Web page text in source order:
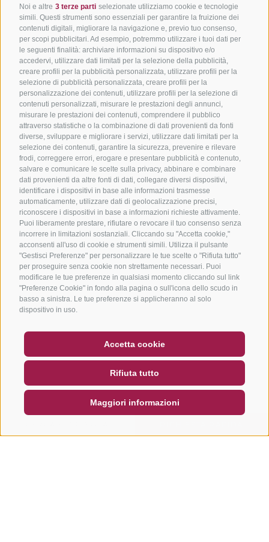
Noi e altre 3 terze parti selezionate utilizziamo cookie e tecnologie
simili. Questi strumenti sono essenziali per garantire la fruizione dei
contenuti digitali, migliorare la navigazione e, previo tuo consenso,
per scopi pubblicitari. Ad esempio, potremmo utilizzare i tuoi dati per
le seguenti finalità: archiviare informazioni su dispositivo e/o
accedervi, utilizzare dati limitati per la selezione della pubblicità,
creare profili per la pubblicità personalizzata, utilizzare profili per la
selezione di pubblicità personalizzata, creare profili per la
personalizzazione dei contenuti, utilizzare profili per la selezione di
contenuti personalizzati, misurare le prestazioni degli annunci,
misurare le prestazioni dei contenuti, comprendere il pubblico
attraverso statistiche o la combinazione di dati provenienti da fonti
diverse, sviluppare e migliorare i servizi, utilizzare dati limitati per la
selezione dei contenuti, garantire la sicurezza, prevenire e rilevare
frodi, correggere errori, erogare e presentare pubblicità e contenuto,
salvare e comunicare le scelte sulla privacy, abbinare e combinare
dati provenienti da altre fonti di dati, collegare diversi dispositivi,
identificare i dispositivi in base alle informazioni trasmesse
automaticamente, utilizzare dati di geolocalizzazione precisi,
riconoscere i dispositivi in base a informazioni richieste attivamente.
Puoi liberamente prestare, rifiutare o revocare il tuo consenso senza
incorrere in limitazioni sostanziali. Cliccando su "Accetta cookie,"
acconsenti all'uso di cookie e strumenti simili. Utilizza il pulsante
"Gestisci Preferenze" per personalizzare le tue scelte o "Rifiuta tutto"
per proseguire senza cookie non strettamente necessari. Puoi
modificare le tue preferenze in qualsiasi momento cliccando sul link
"Preferenze Cookie" in fondo alla pagina o sull'icona dello scudo in
basso a sinistra. Le tue preferenze si applicheranno al solo
dispositivo in uso.
Accetta cookie
Rifiuta tutto
Maggiori informazioni
NEWSLETTER
SOCIAL WALL METEO